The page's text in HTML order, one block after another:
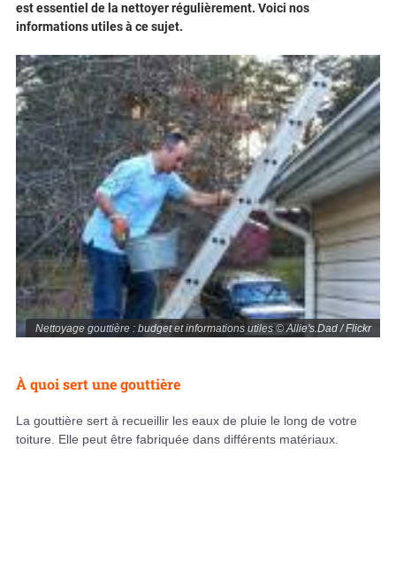
Nettoyage gouttière : budget et informations utiles © Allie's.Dad / Flickr
est essentiel de la nettoyer régulièrement. Voici nos
informations utiles à ce sujet.
À quoi sert une gouttière
La gouttière sert à recueillir les eaux de pluie le long de votre
toiture. Elle peut être fabriquée dans différents matériaux.